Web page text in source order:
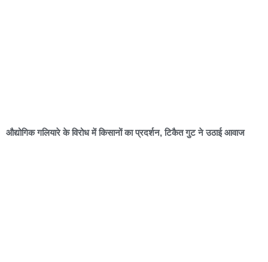
औद्योगिक गलियारे के विरोध में किसानों का प्रदर्शन, टिकैत गुट ने उठाई आवाज